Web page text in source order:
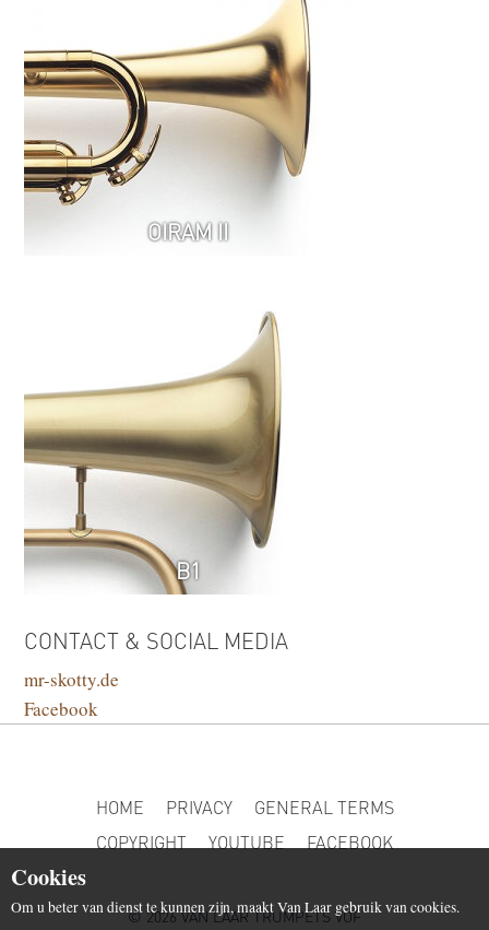
OIRAM II
B1
CONTACT & SOCIAL MEDIA
mr-skotty.de
Facebook
HOME PRIVACY
GENERAL TERMS
COPYRIGHT
YOUTUBE FACEBOOK
© 2026 VAN LAAR TRUMPETS VOF
Cookies
Om u beter van dienst te kunnen zijn, maakt Van Laar gebruik van cookies.